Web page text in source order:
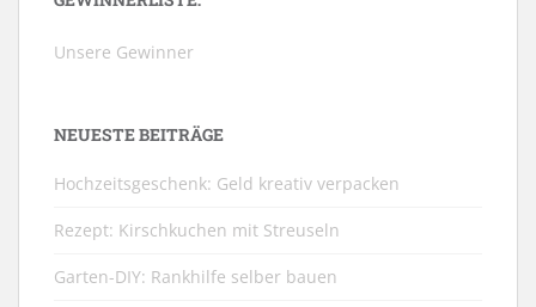
Unsere Gewinner
NEUESTE BEITRÄGE
Hochzeitsgeschenk: Geld kreativ verpacken
Rezept: Kirschkuchen mit Streuseln
Garten-DIY: Rankhilfe selber bauen